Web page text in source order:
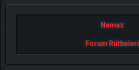
Namaz
Forum Rütbeleri